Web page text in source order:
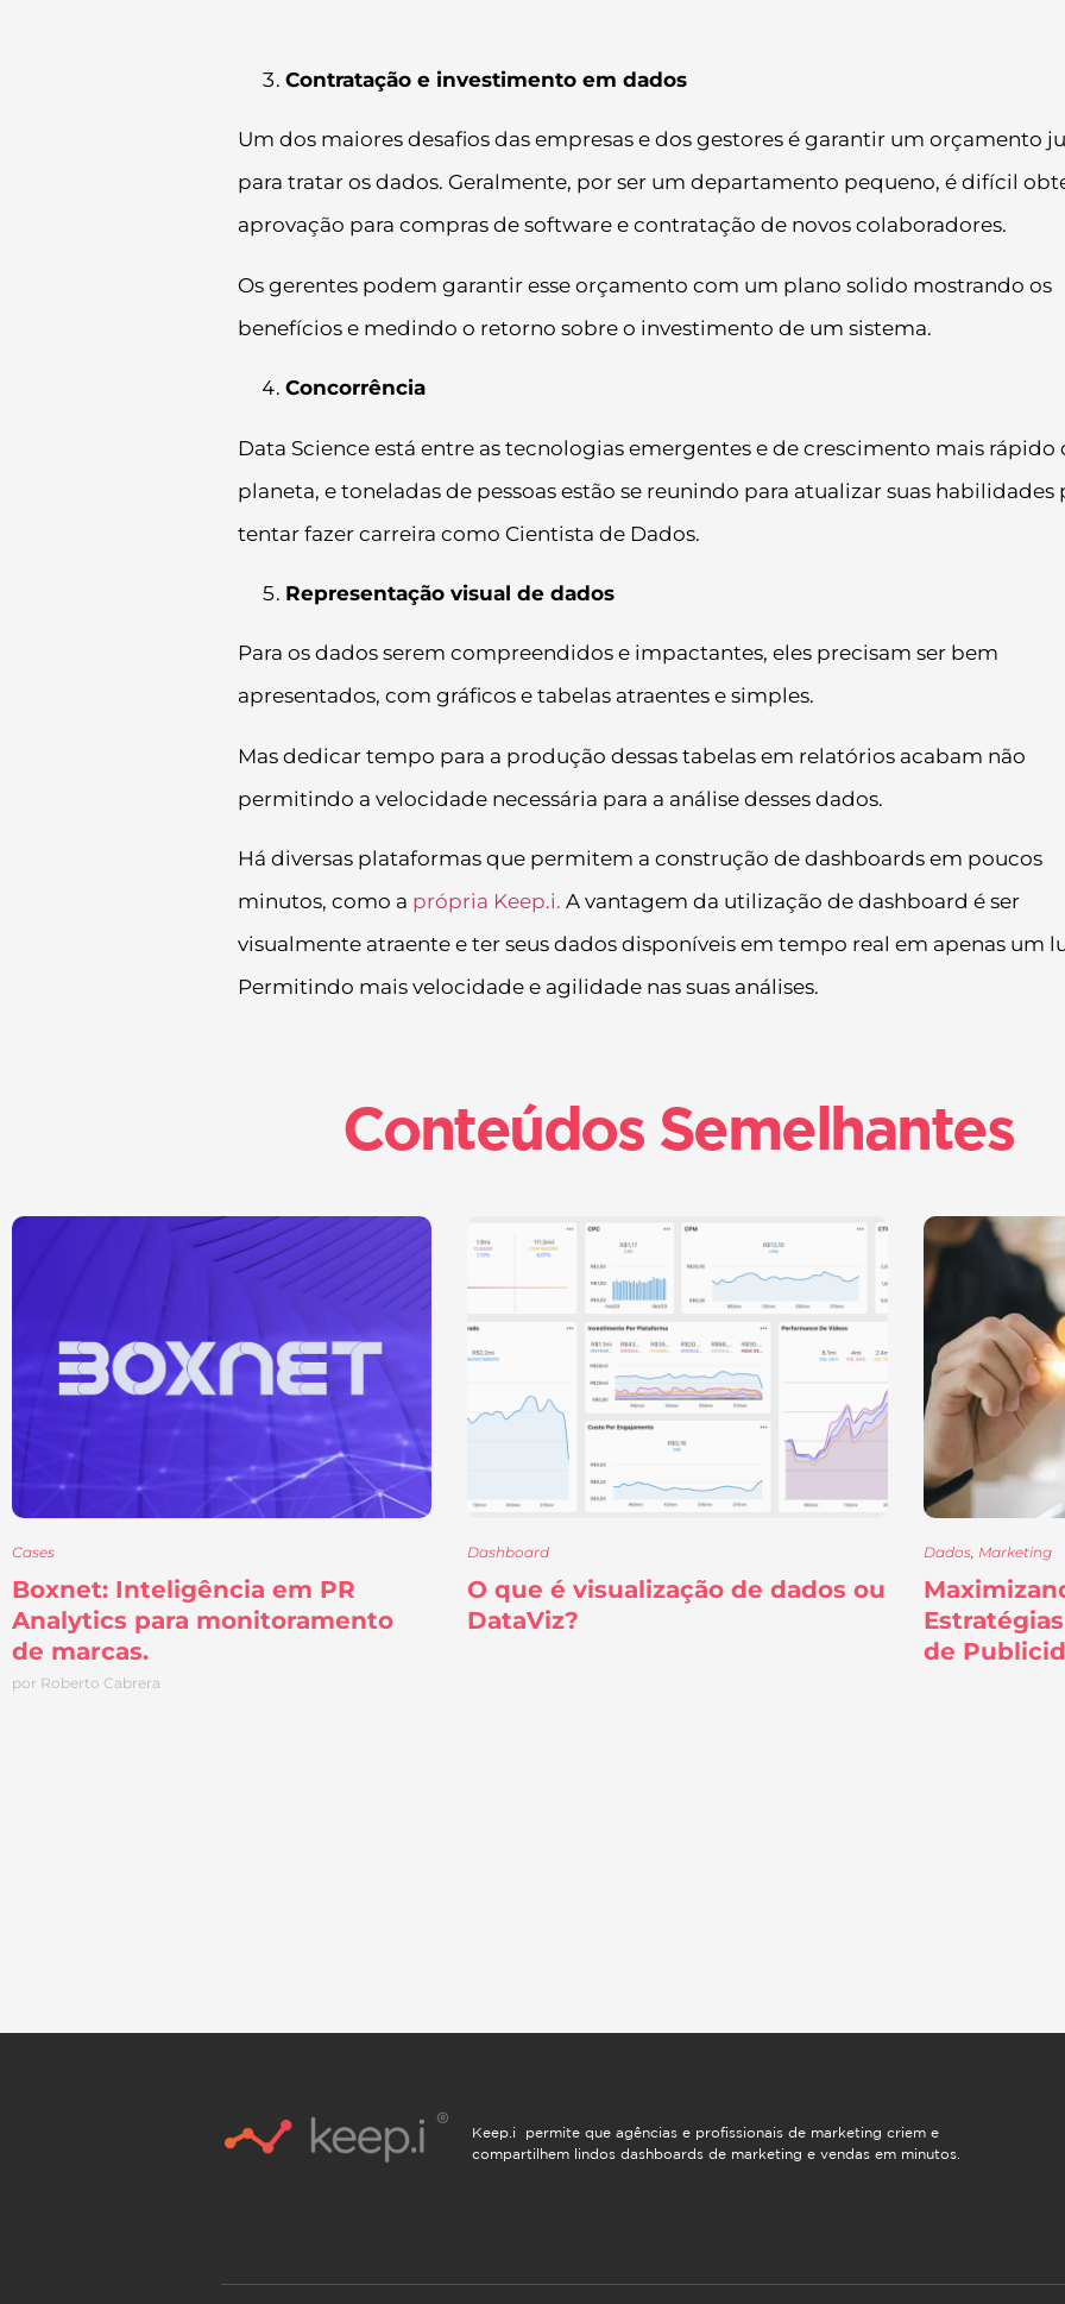
Contratação e investimento em dados
Um dos maiores desafios das empresas e dos gestores é garantir um orçamento
para tratar os dados. Geralmente, por ser um departamento pequeno, é difícil
aprovação para compras de software e contratação de novos colaboradores.
Os gerentes podem garantir esse orçamento com um plano solido mostrando os
benefícios e medindo o retorno sobre o investimento de um sistema.
Concorrência
Data Science está entre as tecnologias emergentes e de crescimento mais rápido
planeta, e toneladas de pessoas estão se reunindo para atualizar suas habilidades
tentar fazer carreira como Cientista de Dados.
Representação visual de dados
Para os dados serem compreendidos e impactantes, eles precisam ser bem
apresentados, com gráficos e tabelas atraentes e simples.
Mas dedicar tempo para a produção dessas tabelas em relatórios acabam não
permitindo a velocidade necessária para a análise desses dados.
Há diversas plataformas que permitem a construção de dashboards em poucos
minutos, como a própria Keep.i. A vantagem da utilização de dashboard é ser
visualmente atraente e ter seus dados disponíveis em tempo real em apenas um
Permitindo mais velocidade e agilidade nas suas análises.
Conteúdos Semelhantes
Cases
Boxnet: Inteligência em PR
Analytics para monitoramento
de marcas.
por Roberto Cabrera
Dashboard
O que é visualização de dados ou
DataViz?
Dados, Marketing
de
Keep.i permite que agências e profissionais de marketing criem e
compartilhem lindos dashboards de marketing e vendas em minutos.